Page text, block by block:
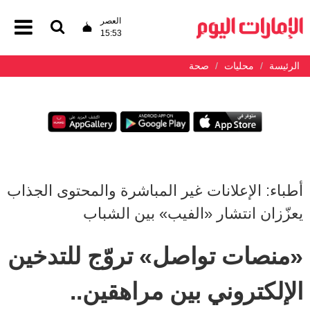
العصر
15:53
الرئيسة محليات صحة
أطباء: الإعلانات غير المباشرة والمحتوى الجذاب
يعزّزان انتشار «الفيب» بين الشباب
«منصات تواصل» تروّج للتدخين
الإلكتروني بين مراهقين..